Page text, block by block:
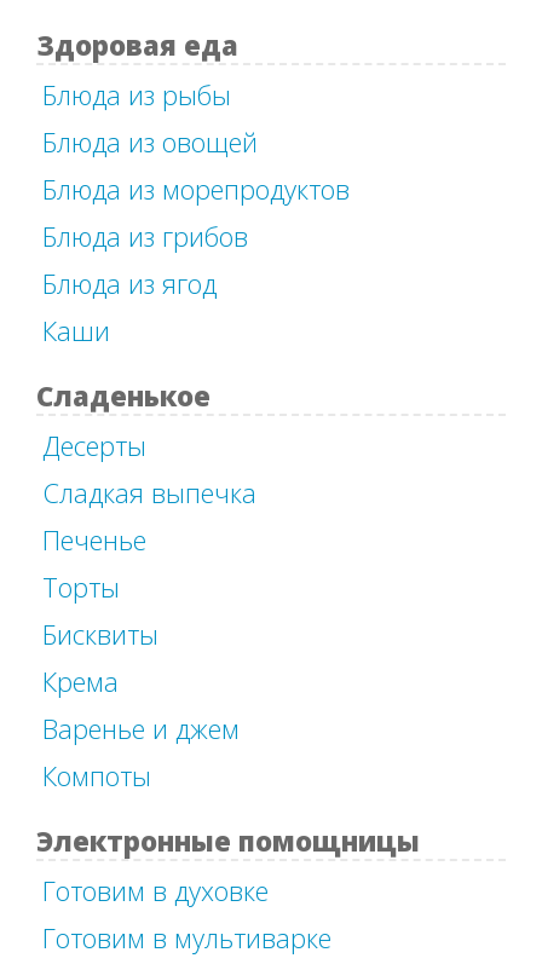
Здоровая еда
Блюда из рыбы
Блюда из овощей
Блюда из морепродуктов
Блюда из грибов
Блюда из ягод
Каши
Сладенькое
Десерты
Сладкая выпечка
Печенье
Торты
Бисквиты
Крема
Варенье и джем
Компоты
Электронные помощницы
Готовим в духовке
Готовим в мультиварке